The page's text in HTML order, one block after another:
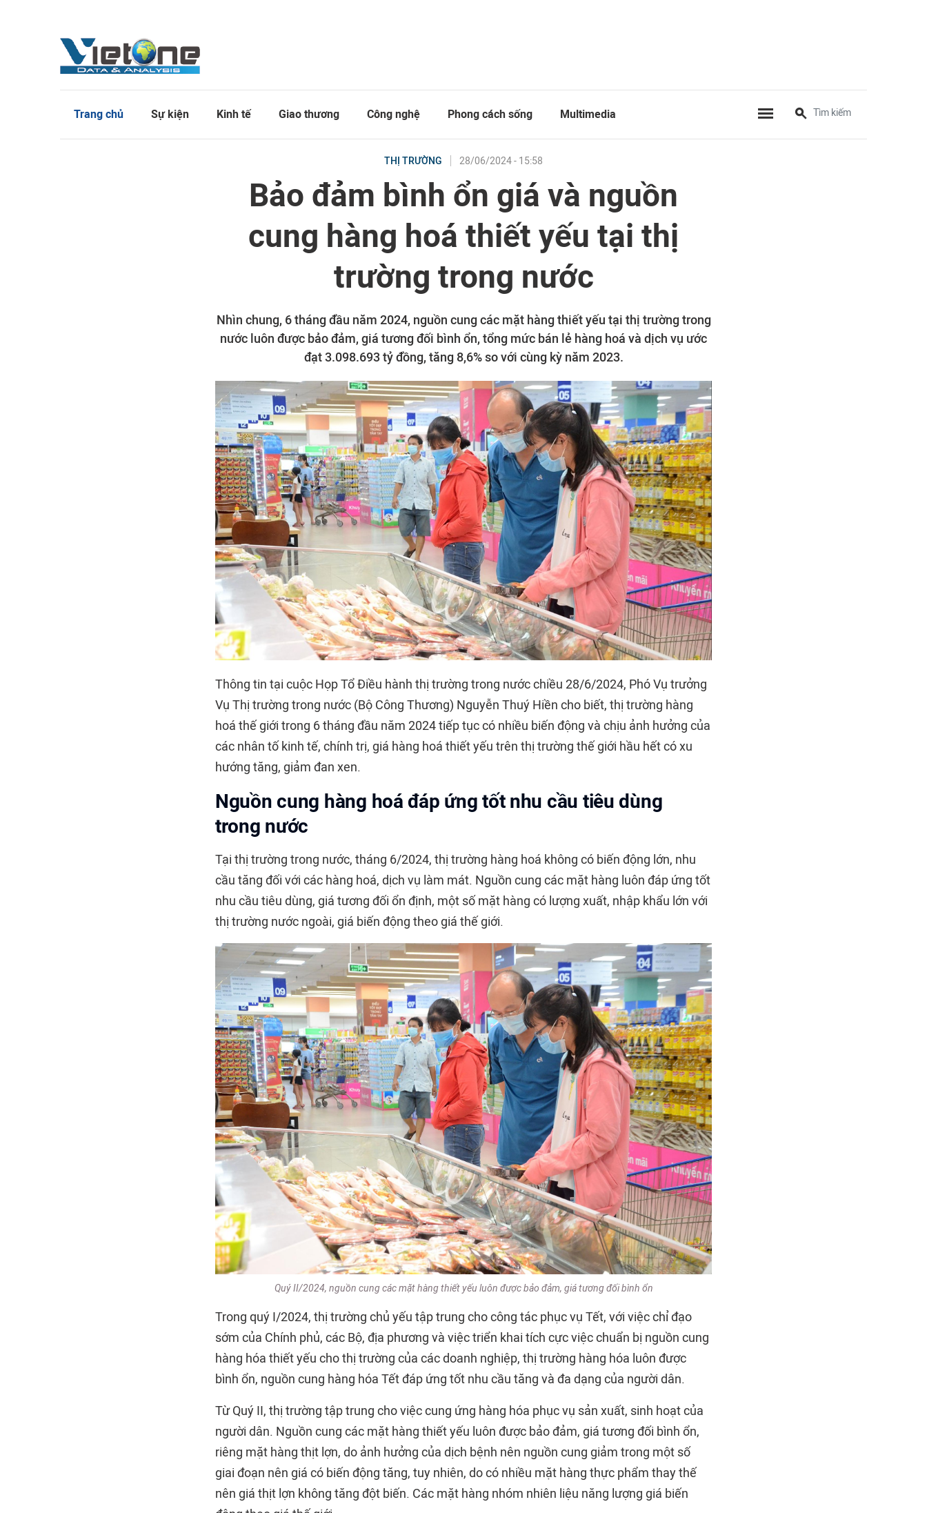
Trang chủ Sự kiện Kinh tế Giao thương Công nghệ Phong cách sống Multimedia
THỊ TRƯỜNG 28/06/2024 - 15:58
Bảo đảm bình ổn giá và nguồn
cung hàng hoá thiết yếu tại thị
trường trong nước
Nhìn chung, 6 tháng đầu năm 2024, nguồn cung các mặt hàng thiết yếu tại thị trường trong
nước luôn được bảo đảm, giá tương đối bình ổn, tổng mức bán lẻ hàng hoá và dịch vụ ước
đạt 3.098.693 tỷ đồng, tăng 8,6% so với cùng kỳ năm 2023.
Thông tin tại cuộc Họp Tổ Điều hành thị trường trong nước chiều 28/6/2024, Phó Vụ trưởng
Vụ Thị trường trong nước (Bộ Công Thương) Nguyễn Thuý Hiền cho biết, thị trường hàng
hoá thế giới trong 6 tháng đầu năm 2024 tiếp tục có nhiều biến động và chịu ảnh hưởng của
các nhân tố kinh tế, chính trị, giá hàng hoá thiết yếu trên thị trường thế giới hầu hết có xu
hướng tăng, giảm đan xen.
Nguồn cung hàng hoá đáp ứng tốt nhu cầu tiêu dùng
trong nước
Tại thị trường trong nước, tháng 6/2024, thị trường hàng hoá không có biến động lớn, nhu
cầu tăng đối với các hàng hoá, dịch vụ làm mát. Nguồn cung các mặt hàng luôn đáp ứng tốt
nhu cầu tiêu dùng, giá tương đối ổn định, một số mặt hàng có lượng xuất, nhập khẩu lớn với
thị trường nước ngoài, giá biến động theo giá thế giới.
Quý II/2024, nguồn cung các mặt hàng thiết yếu luôn được bảo đảm, giá tương đối bình ổn
Trong quý I/2024, thị trường chủ yếu tập trung cho công tác phục vụ Tết, với việc chỉ đạo
sớm của Chính phủ, các Bộ, địa phương và việc triển khai tích cực việc chuẩn bị nguồn cung
hàng hóa thiết yếu cho thị trường của các doanh nghiệp, thị trường hàng hóa luôn được
bình ổn, nguồn cung hàng hóa Tết đáp ứng tốt nhu cầu tăng và đa dạng của người dân.
Từ Quý II, thị trường tập trung cho việc cung ứng hàng hóa phục vụ sản xuất, sinh hoạt của
người dân. Nguồn cung các mặt hàng thiết yếu luôn được bảo đảm, giá tương đối bình ổn,
riêng mặt hàng thịt lợn, do ảnh hưởng của dịch bệnh nên nguồn cung giảm trong một số
giai đoạn nên giá có biến động tăng, tuy nhiên, do có nhiều mặt hàng thực phẩm thay thế
nên giá thịt lợn không tăng đột biến. Các mặt hàng nhóm nhiên liệu năng lượng giá biến